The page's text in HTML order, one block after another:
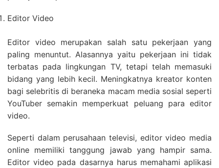
Editor Video
Editor video merupakan salah satu pekerjaan yang
paling menuntut. Alasannya yaitu pekerjaan ini tidak
terbatas pada lingkungan TV, tetapi telah memasuki
bidang yang lebih kecil. Meningkatnya kreator konten
bagi selebritis di beraneka macam media sosial seperti
YouTuber semakin memperkuat peluang para editor
video.
Seperti dalam perusahaan televisi, editor video media
online memiliki tanggung jawab yang hampir sama.
Editor video pada dasarnya harus memahami aplikasi